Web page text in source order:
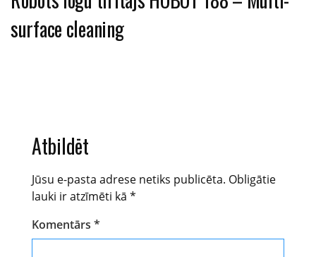
surface cleaning
Atbildēt
Jūsu e-pasta adrese netiks publicēta. Obligātie
lauki ir atzīmēti kā *
Komentārs *